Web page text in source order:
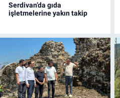
Serdivan’da gıda
işletmelerine yakın takip